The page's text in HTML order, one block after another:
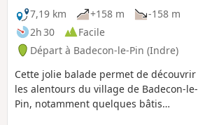
7,19 km
+158 m
-158 m
2h 30
Facile
Départ à Badecon-le-Pin (Indre)
Cette jolie balade permet de découvrir
les alentours du village de Badecon-le-
Pin, notamment quelques bâtis